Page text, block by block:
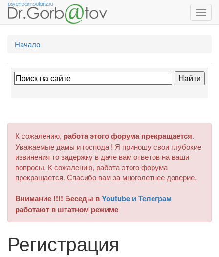
Начало
К сожалению, работа этого форума прекращается.
Уважаемые дамы и господа ! Я приношу свои глубокие
извинения то задержку в даче вам ответов на ваши
вопросы. К сожалению, работа этого форума
прекращается. Спасибо вам за многолетнее доверие.
Внимание !!!! Беседы вYoutube и Телеграм
работают в штатном режиме
Регистрация